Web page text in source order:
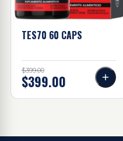
TES70 60 CAPS
$399.00
$399.00